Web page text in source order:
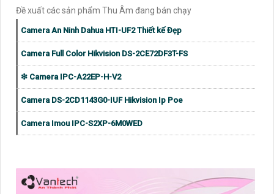
Đề xuất các sản phẩm Thu Âm đang bán chạy
Camera An Ninh Dahua HTI-UF2 Thiết kế Đẹp
Camera Full Color Hikvision DS-2CE72DF3T-FS
❇ Camera IPC-A22EP-H-V2
Camera DS-2CD1143G0-IUF Hikvision Ip Poe
Camera Imou IPC-S2XP-6M0WED